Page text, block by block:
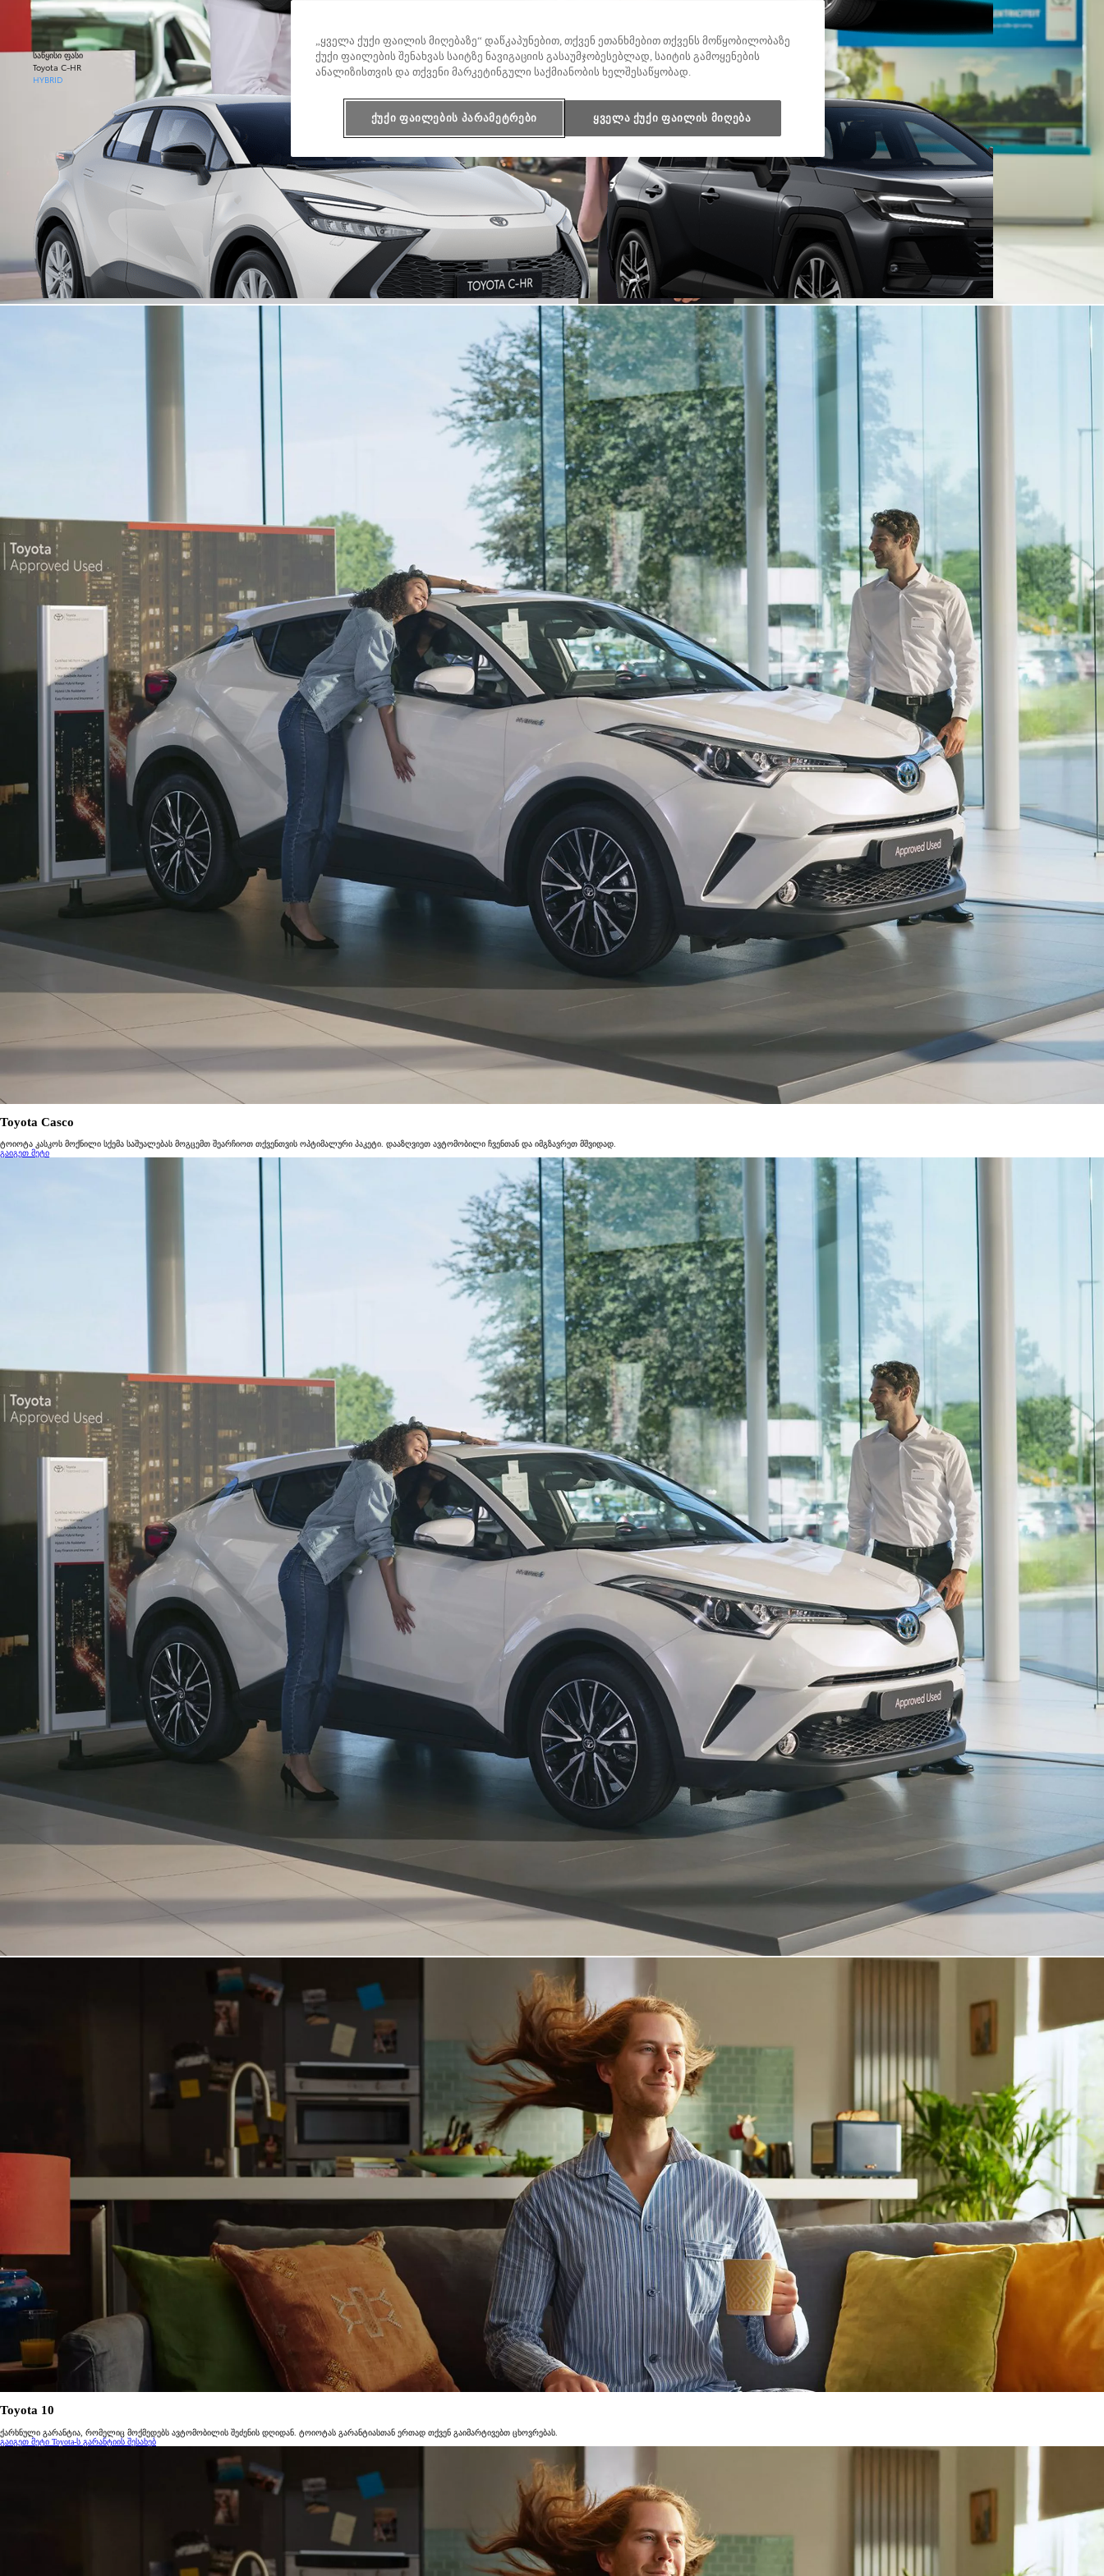
საწყისი ფასი
საწყისი ფასი
Toyota C-HR
HYBRID
Rav4
HYBRID
საწყისი ფასი
საწყისი ფასი
LC 300
HYBRID
საწყისი ფასი
Fortuner
Yaris Cross
HYBRID
PROACE CITY VERSO
საწყისი ფასი
Toyota Casco
ტოიოტა კასკოს მოქნილი სქემა საშუალებას მოგცემთ შეარჩიოთ თქვენთვის ოპტიმალური პაკეტი. დააზღვიეთ ავტომობილი ჩვენთან და იმგზავრეთ მშვიდად.
გაიგეთ მეტი
Toyota 10
ქარხნული გარანტია, რომელიც მოქმედებს ავტომობილის შეძენის დღიდან. ტოიოტას გარანტიასთან ერთად თქვენ გაიმარტივებთ ცხოვრებას.
გაიგეთ მეტი Toyota-ს გარანტიის შესახებ
„ყველა ქუქი ფაილის მიღებაზე“ დაწკაპუნებით, თქვენ ეთანხმებით თქვენს მოწყობილობაზე
ქუქი ფაილების შენახვას საიტზე ნავიგაციის გასაუმჯობესებლად, საიტის გამოყენების
ანალიზისთვის და თქვენი მარკეტინგული საქმიანობის ხელშესაწყობად.
ქუქი ფაილების პარამეტრები ყველა ქუქი ფაილის მიღება